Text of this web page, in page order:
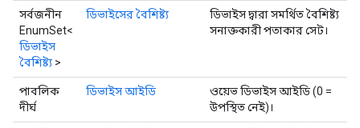
সর্বজনীন
EnumSet<
ডিভাইস
বৈশিষ্ট্য >
ডিভাইসের বৈশিষ্ট্য
ডিভাইস দ্বারা সমর্থিত বৈশিষ্ট্য
সনাক্তকারী পতাকার সেট।
পাবলিক
দীর্ঘ
ডিভাইস আইডি
ওয়েভ ডিভাইস আইডি (0 =
উপস্থিত নেই)।